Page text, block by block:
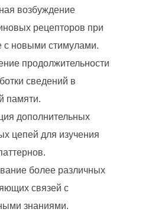
возбуждение
рецепторов при
с новыми стимулами.
продолжительности
сведений в
памяти.
дополнительных
цепей для изучения
более различных
связей с
знаниями.